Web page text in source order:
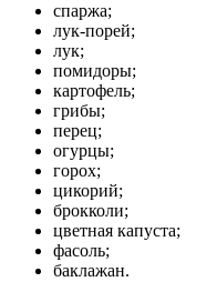
спаржа;
лук-порей;
лук;
помидоры;
картофель;
грибы;
перец;
огурцы;
горох;
цикорий;
брокколи;
цветная капуста;
фасоль;
баклажан.